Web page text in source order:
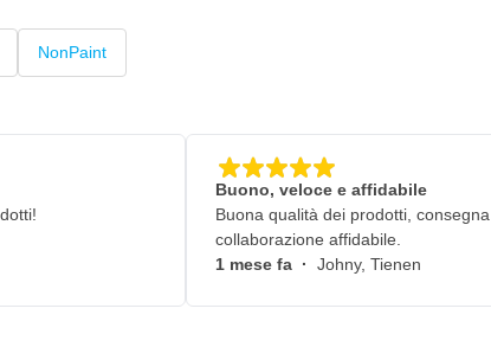
NonPaint
Buono, veloce e affidabile
Buona qualità dei prodotti,
collaborazione affidabile.
1 mese fa · Johny, Tienen